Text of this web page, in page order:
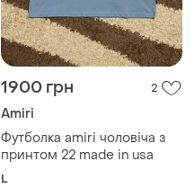
1900 грн 2
Amiri
Футболка amiri чоловіча з
принтом 22 made in usa
L